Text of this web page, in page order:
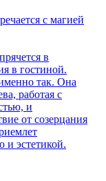
с магией
в
в гостиной.
так. Она
работая с
и
от созерцания
и эстетикой.